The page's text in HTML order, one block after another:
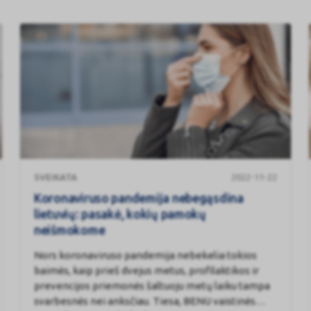
pandemija
nebegąsdina
lietuvių:
pasakė,
pamokų
neišmokome
SVEIKATA
Koronaviruso pandemija nebegąsdina
lietuvių: pasakė, kokių pamokų
neišmokome
Nors koronaviruso pandemija nebekelia tokios
baimės, kaip prieš dvejus metus, profilaktikos ir
prevencijos priemonės šaltuoju metų laiku tampa
svarbesnės nei anksčiau. Tiesa, BENU vaistinės